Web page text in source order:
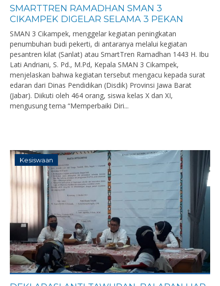
SMARTTREN RAMADHAN SMAN 3
CIKAMPEK DIGELAR SELAMA 3 PEKAN
SMAN 3 Cikampek, menggelar kegiatan peningkatan
penumbuhan budi pekerti, di antaranya melalui kegiatan
pesantren kilat (Sanlat) atau SmartTren Ramadhan 1443 H. Ibu
Lati Andriani, S. Pd., M.Pd, Kepala SMAN 3 Cikampek,
menjelaskan bahwa kegiatan tersebut mengacu kepada surat
edaran dari Dinas Pendidikan (Disdik) Provinsi Jawa Barat
(Jabar). Diikuti oleh 464 orang, siswa kelas X dan XI,
mengusung tema “Memperbaiki Diri...
Kesiswaan